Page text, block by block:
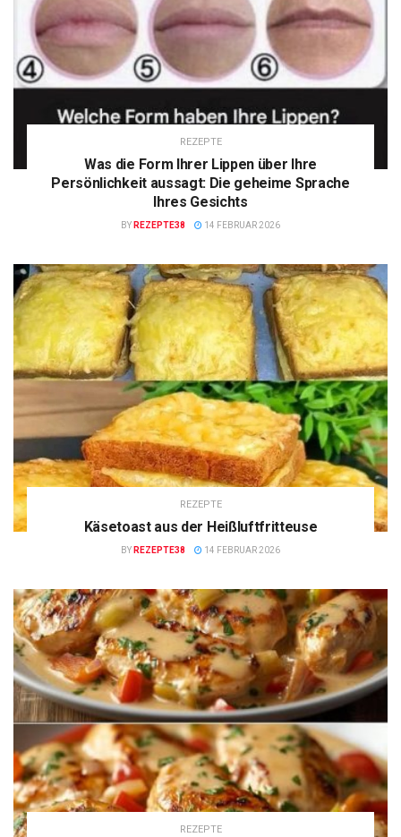
REZEPTE
Was die Form Ihrer Lippen über Ihre
Persönlichkeit aussagt: Die geheime Sprache
Ihres Gesichts
BY REZEPTE38 14 FEBRUAR 2026
REZEPTE
Käsetoast aus der Heißluftfritteuse
BY REZEPTE38 14 FEBRUAR 2026
REZEPTE